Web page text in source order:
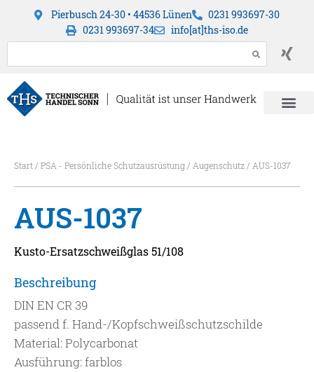
Pierbusch 24-30 • 44536 Lünen
0231 993697-30
0231 993697-34
info[at]ths-iso.de
Start/ PSA - Persönliche Schutzausrüstung/ Augenschutz/ AUS-1037
AUS-1037
Kusto-Ersatzschweißglas 51/108
Beschreibung
DIN EN CR 39
passend f. Hand-/Kopfschweißschutzschilde
Material: Polycarbonat
Ausführung: farblos